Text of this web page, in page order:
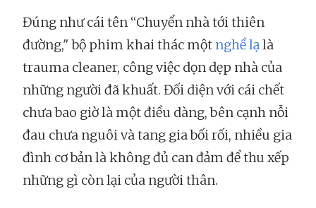
Đúng như cái tên “Chuyển nhà tới thiên
đường," bộ phim khai thác một nghề lạlà
trauma cleaner, công việc dọn dẹp nhà của
những người đã khuất. Đối diện với cái chết
chưa bao giờ là một điều dàng, bên cạnh nỗi
đau chưa nguôi và tang gia bối rối, nhiều gia
đình cơ bản là không đủ can đảm để thu xếp
những gì còn lại của người thân.